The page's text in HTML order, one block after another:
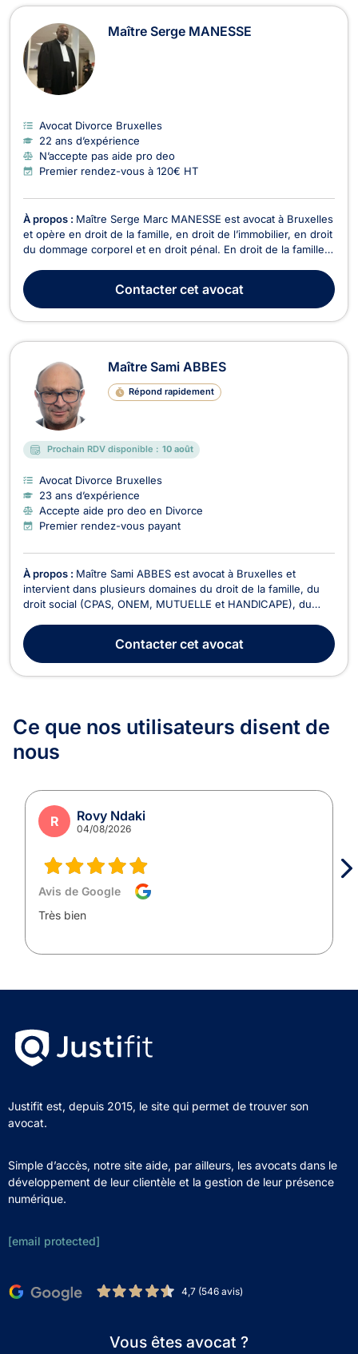
Maître Serge MANESSE
Avocat Divorce Bruxelles
22 ans d’expérience
N’accepte pas aide pro deo
Premier rendez-vous à 120€ HT
À propos : Maître Serge Marc MANESSE est avocat à Bruxelles
et opère en droit de la famille, en droit de l’immobilier, en droit
du dommage corporel et en droit pénal. En droit de la famille,
divorce à l’amiable ou contentieux. Il traite également les
dossiers relatifs à l’indivisio...
Contactercet avocat
Maître Sami ABBES
Répond rapidement
Prochain RDV disponible : 10 août
Avocat Divorce Bruxelles
23 ans d’expérience
Accepte aide pro deo en Divorce
Premier rendez-vous payant
À propos : Maître Sami ABBES est avocat à Bruxelles et
intervient dans plusieurs domaines du droit de la famille, du
droit social (CPAS, ONEM, MUTUELLE et HANDICAPE), du
accompagne dans la constitution des demandes de mariages,
des cohabitations légales, des séparations et ...
Contactercet avocat
Ce que nos utilisateurs disent de
nous
R Rovy Ndaki
04/08/2026
Avis de Google
Très bien
Justifit est, depuis 2015, le site qui permet de trouver son
avocat.
Simple d’accès, notre site aide, par ailleurs, les avocats dans le
développement de leur clientèle et la gestion de leur présence
numérique.
[email protected]
4,7 (546 avis)
Vous êtes avocat ?